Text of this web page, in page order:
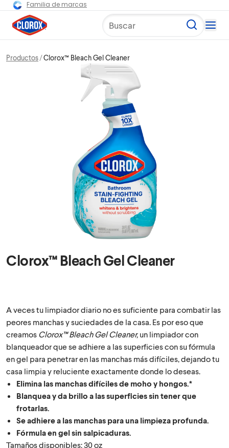
Familia de marcas
Buscar
Productos Clorox™ Bleach Gel Cleaner
Clorox™ Bleach Gel Cleaner
A veces tu limpiador diario no es suficiente para combatir las
peores manchas y suciedades de la casa. Es por eso que
creamos Clorox™ Bleach Gel Cleaner, un limpiador con
blanqueador que se adhiere a las superficies con su fórmula
en gel para penetrar en las manchas más difíciles, dejando tu
casa limpia y reluciente exactamente donde lo deseas.
Elimina las manchas difíciles de moho y hongos.*
Blanquea y da brillo a las superficies sin tener que
frotarlas.
Se adhiere a las manchas para una limpieza profunda.
Fórmula en gel sin salpicaduras.
Tamaños disponibles: 30 oz